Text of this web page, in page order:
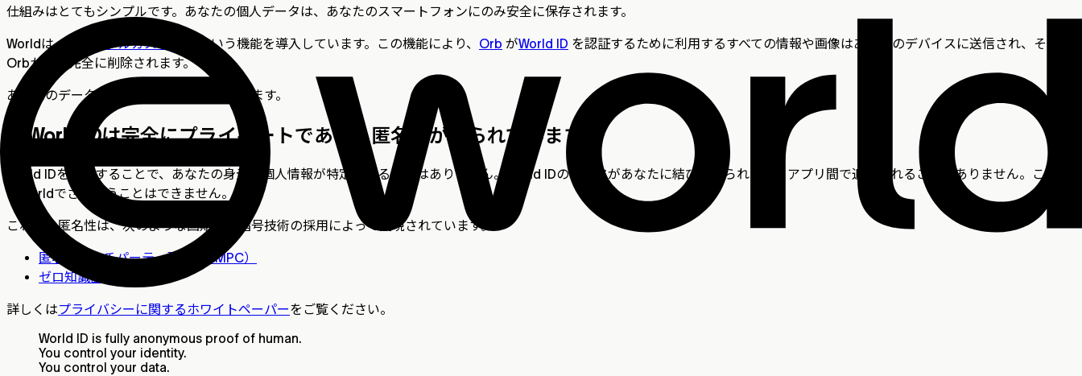
仕組みはとてもシンプルです。あなたの個人データは、あなたのスマートフォンにのみ安全に保存されます。
Worldは、 パーソナルカストディ という機能を導入しています。この機能により、 Orb がWorld ID を認証するために利用するすべての情報や画像はあなたのデバイスに送信され、その後
Orbからは完全に削除されます。
あなたのデータは、あなた自身が管理できます。
2) World IDは完全にプライベートであり、匿名性が守られています。
World IDを利用することで、あなたの身元や個人情報が特定されることはありません。World IDのデータがあなたに結び付けられたり、アプリ間で追跡されることもありません。これら
はWorldでさえ行うことはできません。
これらの匿名性は、次のような画期的な暗号技術の採用によって実現されています。
匿名化マルチパーティ計算（AMPC）
ゼロ知識証明（ZKP）
詳しくはプライバシーに関するホワイトペーパーをご覧ください。
World ID is fully anonymous proof of human.
You control your identity.
You control your data.